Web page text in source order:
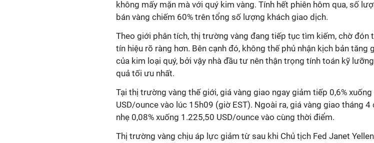
không mấy mặn mà với quý kim vàng. Tính hết phiên hôm qua, số
bán vàng chiếm 60% trên tổng số lượng khách giao dịch.
Theo giới phân tích, thị trường vàng đang tiếp tục tìm kiếm, chờ đón
tín hiệu rõ ràng hơn. Bên cạnh đó, không thế phủ nhận kịch bản tăng
của kim loại quý, bởi vậy nhà đầu tư nên thận trọng tính toán kỹ
quả tối ưu nhất.
Tại thị trường vàng thế giới, giá vàng giao ngay giảm tiếp 0,6% xuống
USD/ounce vào lúc 15h09 (giờ EST). Ngoài ra, giá vàng giao tháng 4
nhẹ 0,08% xuống 1.225,50 USD/ounce vào cùng thời điểm.
Thị trường vàng chịu áp lực giảm từ sau khi Chủ tịch Fed Janet